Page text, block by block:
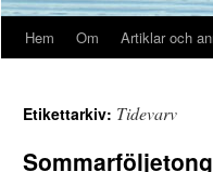
Hem Om Artiklar och
Etikettarkiv: Tidevarv